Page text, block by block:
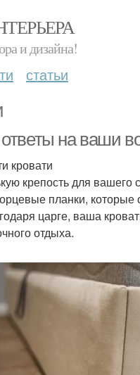
и дизайна!
статьи
ответы на ваши
кровати
крепость для вашего
планки,
царге, ваша
отдыха.